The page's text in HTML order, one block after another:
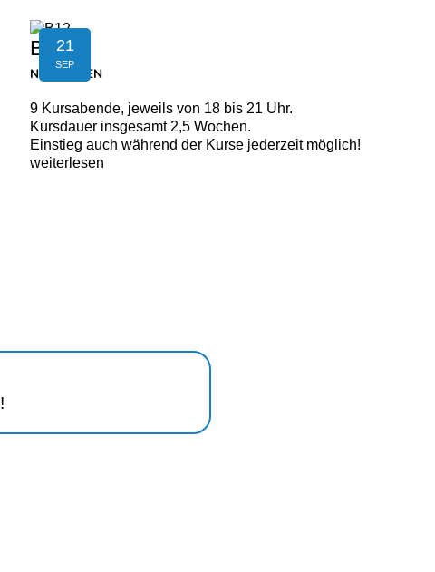
21
SEP
B12
NEUFELDEN
9 Kursabende, jeweils von 18 bis 21 Uhr.
Kursdauer insgesamt 2,5 Wochen.
Einstieg auch während der Kurse jederzeit möglich!
weiterlesen
!